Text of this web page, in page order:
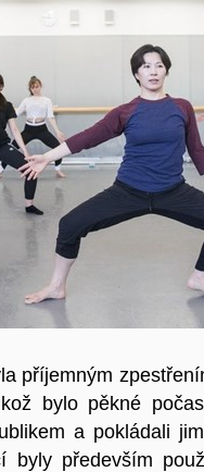
příjemným
bylo pěkné
a pokládali
byly především